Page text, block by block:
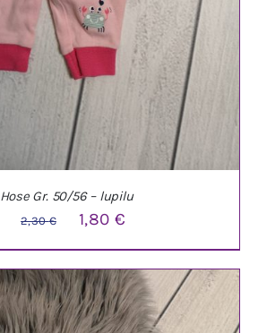
Hose Gr. 50/56 – lupilu
2,30€
Ursprünglicher
Preis
war:
2,30 €
1,80 €Aktueller
Preis
ist:
1,80 €.